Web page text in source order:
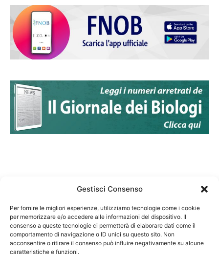
Gestisci Consenso
Per fornire le migliori esperienze, utilizziamo tecnologie come i cookie
per memorizzare e/o accedere alle informazioni del dispositivo. Il
consenso a queste tecnologie ci permetterà di elaborare dati come il
comportamento di navigazione o ID unici su questo sito. Non
acconsentire o ritirare il consenso può influire negativamente su alcune
caratteristiche e funzioni.
Federazione Nazionale Degli Ordini dei Biologi:
codice fiscale 80069130583
Responsabile sito internet www.fnob.it: Vincenzo